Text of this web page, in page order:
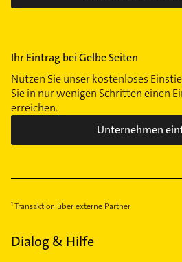
Ihr Eintrag bei Gelbe Seiten
Nutzen Sie unser kostenloses
Sie in nur wenigen Schritten einen
erreichen.
Unternehmen
Transaktion über externe Partner
Dialog & Hilfe